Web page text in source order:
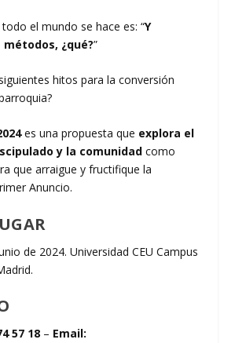
el mundo se hace es: “Y
¿qué?”
hitos para la conversión
es una propuesta que explora el
y la comunidad como
que arraigue y fructifique la
Anuncio.
de 2024. Universidad CEU Campus
57 18 – Email: